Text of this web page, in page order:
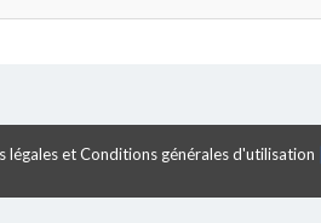
légales et Conditions générales d'utilisation